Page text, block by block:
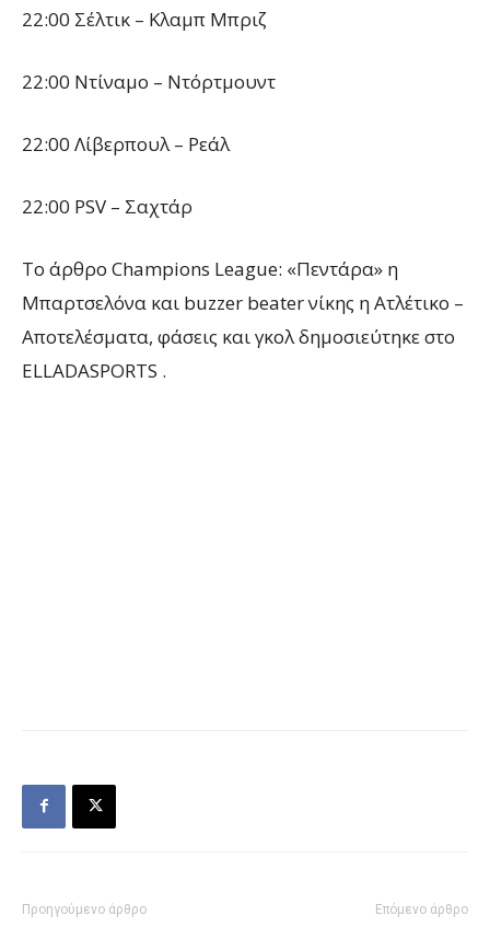
22:00 Σέλτικ – Κλαμπ Μπριζ
22:00 Ντίναμο – Ντόρτμουντ
22:00 Λίβερπουλ – Ρεάλ
22:00 PSV – Σαχτάρ
To άρθρο Champions League: «Πεντάρα» η
Μπαρτσελόνα και buzzer beater νίκης η Ατλέτικο –
Αποτελέσματα, φάσεις και γκολ δημοσιεύτηκε στο
ELLADASPORTS .
Προηγούμενο άρθρο Επόμενο άρθρο